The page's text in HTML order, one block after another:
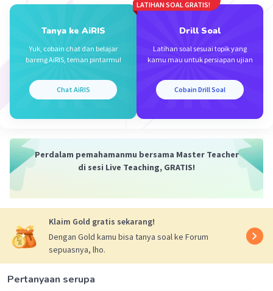
Iklan
Tanya ke AiRIS
Yuk, cobain chat dan belajar
bareng AiRIS, teman pintarmu!
Chat AiRIS
LATIHAN SOAL GRATIS!
Drill Soal
Latihan soal sesuai topik yang
kamu mau untuk persiapan ujian
Cobain Drill Soal
Perdalam pemahamanmu bersama Master Teacher
di sesi Live Teaching, GRATIS!
Klaim Gold gratis sekarang!
Dengan Gold kamu bisa tanya soal ke Forum
sepuasnya, lho.
Pertanyaan serupa